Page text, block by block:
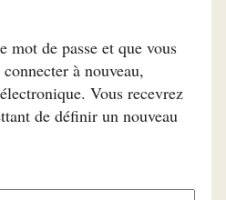
mot de passe et que vous
à nouveau,
Vous recevrez
de définir un nouveau